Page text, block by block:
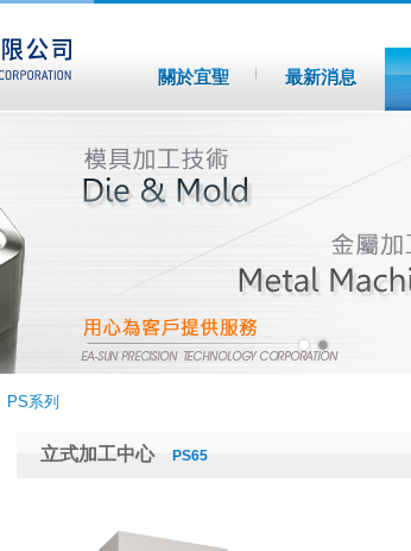
關於宜聖 最新消息
PS系列
立式加工中心 PS65